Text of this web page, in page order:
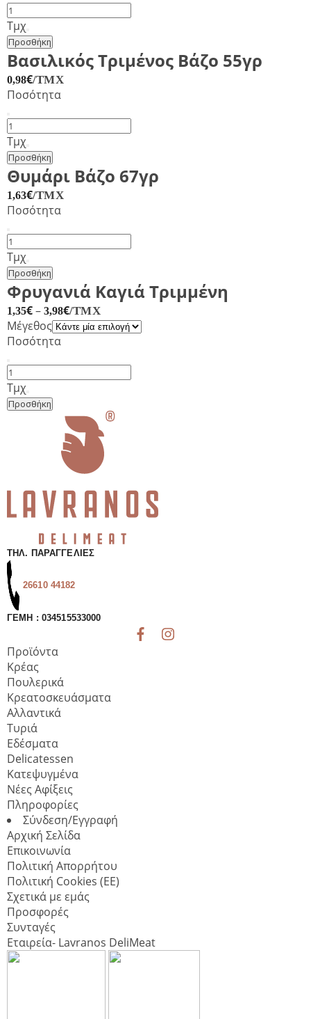
Βανίλια
Καγιά
ποσότητα
Τμχ
Προσθήκη
Βασιλικός Τριμένος Βάζο 55γρ
0,98€/ΤΜΧ
Ποσότητα
Βασιλικός
Τριμένος
Βάζο
55γρ
ποσότητα
Τμχ
Προσθήκη
Θυμάρι Βάζο 67γρ
1,63€/ΤΜΧ
Ποσότητα
Θυμάρι
Βάζο
67γρ
ποσότητα
Τμχ
Προσθήκη
Φρυγανιά Καγιά Τριμμένη
1,35€– 3,98€/ΤΜΧ
Μέγεθος
Ποσότητα
Φρυγανιά
Καγιά
Τριμμένη
Τμχ
Προσθήκη
ΤΗΛ. ΠΑΡΑΓΓΕΛΊΕΣ
26610 44182
ΓΕΜΗ : 034515533000
Προϊόντα
Κρέας
Πουλερικά
Κρεατοσκευάσματα
Αλλαντικά
Τυριά
Εδέσματα
Delicatessen
Κατεψυγμένα
Νέες Αφίξεις
Πληροφορίες
Σύνδεση/Εγγραφή
Αρχική Σελίδα
Επικοινωνία
Πολιτική Απορρήτου
Πολιτική Cookies (ΕΕ)
Σχετικά με εμάς
Προσφορές
Συνταγές
Εταιρεία- Lavranos DeliMeat